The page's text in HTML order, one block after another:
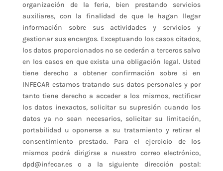
organización de la feria, bien prestando servicios
auxiliares, con la finalidad de que le hagan llegar
información sobre sus actividades y servicios y
gestionar sus encargos. Exceptuando los casos citados,
los datos proporcionados no se cederán a terceros salvo
en los casos en que exista una obligación legal. Usted
tiene derecho a obtener confirmación sobre si en
INFECAR estamos tratando sus datos personales y por
tanto tiene derecho a acceder a los mismos, rectificar
los datos inexactos, solicitar su supresión cuando los
datos ya no sean necesarios, solicitar su limitación,
portabilidad u oponerse a su tratamiento y retirar el
consentimiento prestado. Para el ejercicio de los
mismos podrá dirigirse a nuestro correo electrónico,
dpd@infecar.es o a la siguiente dirección postal: